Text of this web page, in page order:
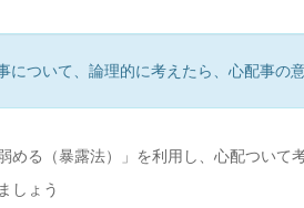
について、論理的に考えたら、心配事の
める（暴露法）」を利用し、心配ついて
しょう